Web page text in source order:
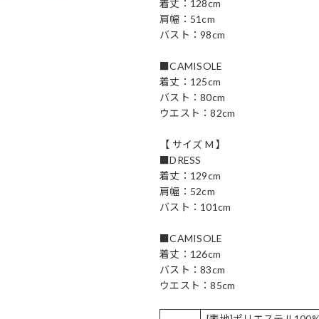
着丈：128cm
肩幅：51cm
バスト：98cm
■CAMISOLE
着丈：125cm
バスト：80cm
ウエスト：82cm
【 サイズ M 】
■DRESS
着丈：129cm
肩幅：52cm
バスト：101cm
■CAMISOLE
着丈：126cm
バスト：83cm
ウエスト：85cm